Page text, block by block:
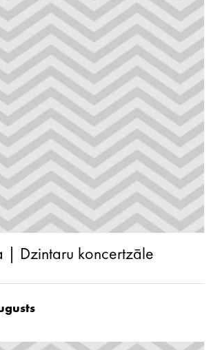
| Dzintaru koncertzāle